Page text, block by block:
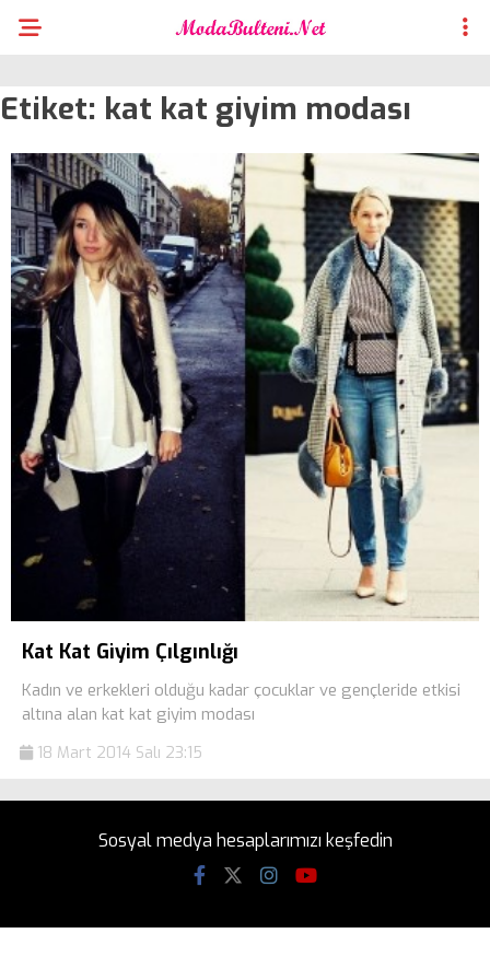
Etiket: kat kat giyim modası
Kat Kat Giyim Çılgınlığı
Kadın ve erkekleri olduğu kadar çocuklar ve gençleride etkisi
altına alan kat kat giyim modası
18 Mart 2014 Salı 23:15
Sosyal medya hesaplarımızı keşfedin